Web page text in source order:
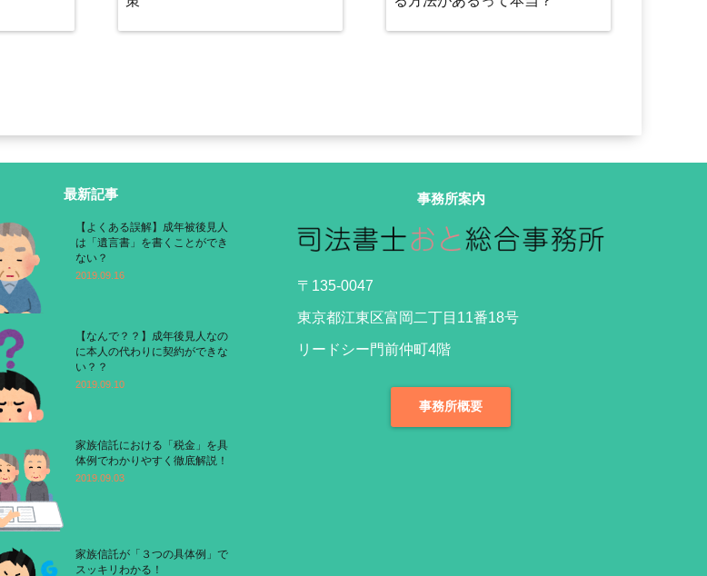
最新記事
【よくある誤解】成年被後見人
は「遺言書」を書くことができ
ない？
2019.09.16
【なんで？？】成年後見人なの
に本人の代わりに契約ができな
い？？
2019.09.10
家族信託における「税金」を具
体例でわかりやすく徹底解説！
2019.09.03
家族信託が「３つの具体例」で
スッキリわかる！
事務所案内
〒135‐0047
東京都江東区富岡二丁目11番18号
リードシー門前仲町4階
事務所概要